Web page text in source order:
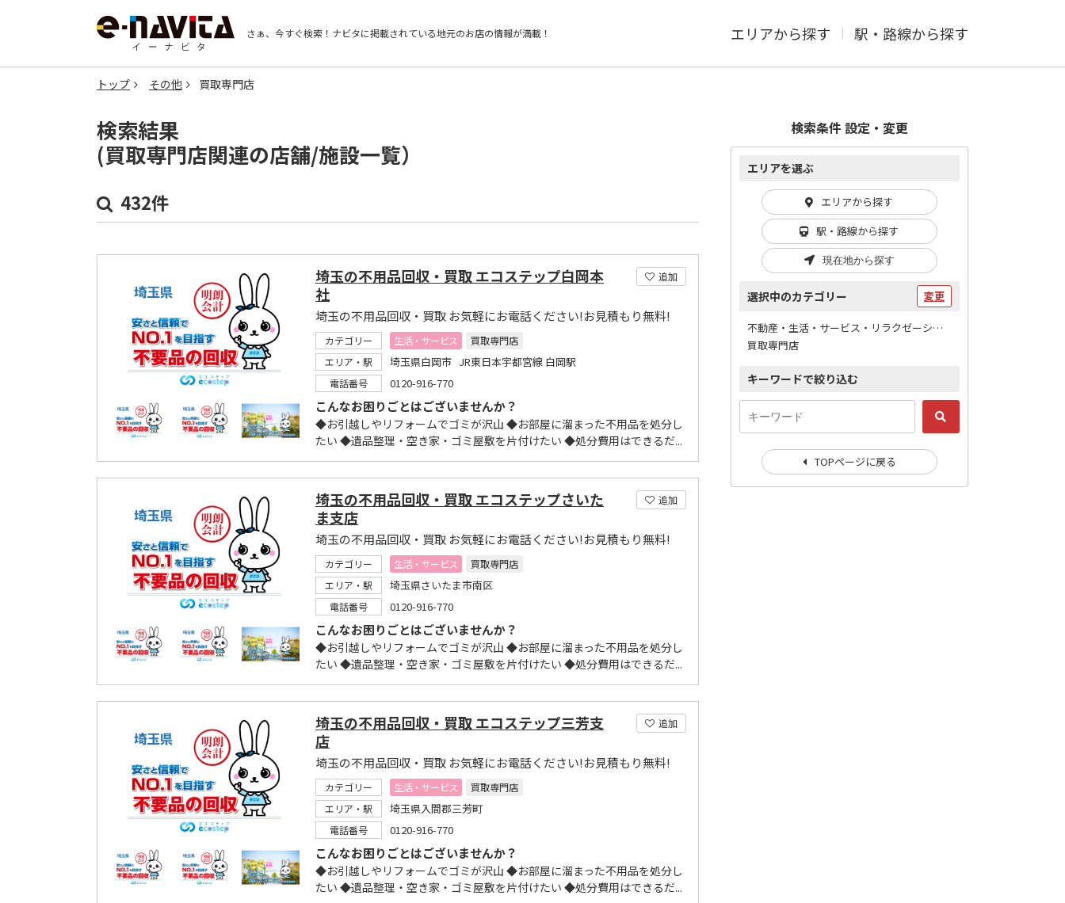
さぁ、今すぐ検索！ ナビタに掲載されている地元のお店の情報が満載！ エリアから探す 駅・路線から探す
トップ その他 買取専門店
検索結果
(買取専門店関連の店舗/施設一覧）
432件
追加
埼玉の不用品回収・買取 エコステップ白岡本
社
埼玉の不用品回収・買取 お気軽にお電話ください!お見積もり無料!
カテゴリー 生活・サービス
買取専門店
エリア・駅
埼玉県白岡市 JR東日本宇都宮線 白岡駅
電話番号 0120-916-770
こんなお困りごとはございませんか？
◆お引越しやリフォームでゴミが沢山 ◆お部屋に溜まった不用品を処分し
たい ◆遺品整理・空き家・ゴミ屋敷を片付けたい ◆処分費用はできるだ...
追加
埼玉の不用品回収・買取 エコステップさいた
ま支店
埼玉の不用品回収・買取 お気軽にお電話ください!お見積もり無料!
カテゴリー 生活・サービス
買取専門店
エリア・駅
埼玉県さいたま市南区
電話番号 0120-916-770
こんなお困りごとはございませんか？
◆お引越しやリフォームでゴミが沢山 ◆お部屋に溜まった不用品を処分し
たい ◆遺品整理・空き家・ゴミ屋敷を片付けたい ◆処分費用はできるだ...
追加
埼玉の不用品回収・買取 エコステップ三芳支
店
埼玉の不用品回収・買取 お気軽にお電話ください!お見積もり無料!
カテゴリー 生活・サービス
買取専門店
エリア・駅
埼玉県入間郡三芳町
電話番号 0120-916-770
こんなお困りごとはございませんか？
◆お引越しやリフォームでゴミが沢山 ◆お部屋に溜まった不用品を処分し
たい ◆遺品整理・空き家・ゴミ屋敷を片付けたい ◆処分費用はできるだ...
検索条件 設定・変更
エリアを選ぶ
エリアから探す
駅・路線から探す
現在地から探す
選択中のカテゴリー 変更
不動産・生活・サービス・リラクゼーション / その他
買取専門店
キーワードで絞り込む
TOPページに戻る